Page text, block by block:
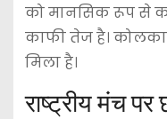
को मानसिक रूप से
काफी तेज है।
मिला है।
राष्ट्रीय मंच पर